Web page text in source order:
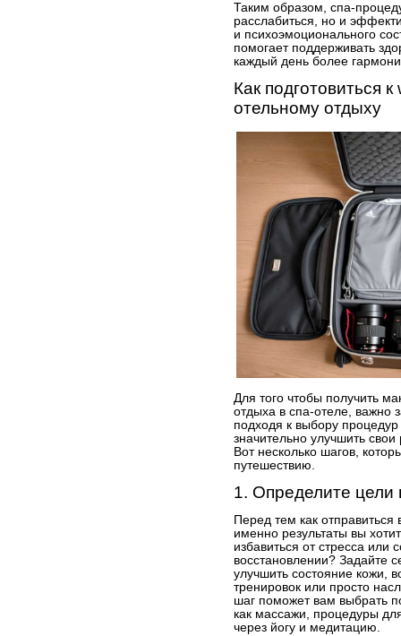
Таким образом, спа-
расслабиться, но и
и психоэмоционального
помогает поддерживать
каждый день более
Как подготовиться
отельному отдыху
Для того чтобы получить
отдыха в спа-отеле, важно
подходя к выбору
значительно улучшить
Вот несколько шагов,
путешествию.
1. Определите цели
Перед тем как
именно результаты вы
избавиться от стресса или
восстановлении? Задайте
улучшить состояние кожи,
тренировок или просто
шаг поможет вам выбрать
как массажи, процедуры
через йогу и медитацию.